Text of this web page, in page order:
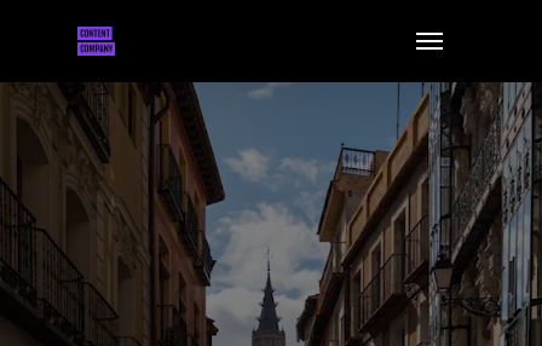
main
content